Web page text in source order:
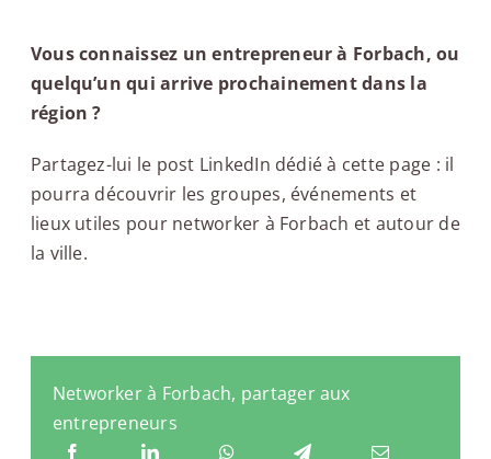
Vous connaissez un entrepreneur à Forbach, ou
quelqu’un qui arrive prochainement dans la
région ?
Partagez-lui le post LinkedIn dédié à cette page : il
pourra découvrir les groupes, événements et
lieux utiles pour networker à Forbach et autour de
la ville.
Networker à Forbach, partager aux
entrepreneurs